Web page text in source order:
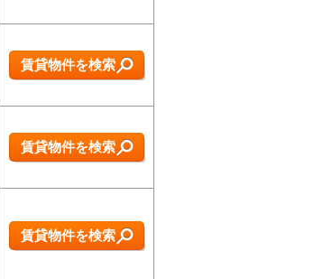
賃貸物件を検索
賃貸物件を検索
賃貸物件を検索